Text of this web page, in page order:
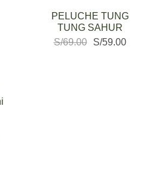
PELUCHE TUNG
TUNG SAHUR
S/69.00 S/59.00